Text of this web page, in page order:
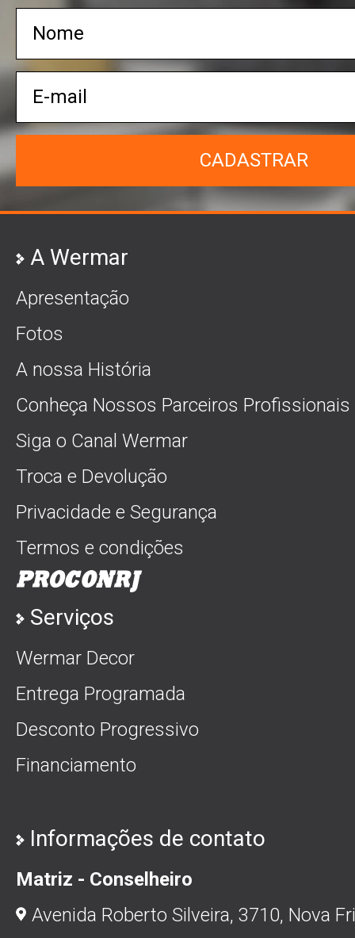
CADASTRAR
A Wermar
Apresentação
Fotos
A nossa História
Conheça Nossos Parceiros Profissionais
Siga o Canal Wermar
Troca e Devolução
Privacidade e Segurança
Termos e condições
Serviços
Wermar Decor
Entrega Programada
Desconto Progressivo
Financiamento
Informações de contato
Matriz - Conselheiro
Avenida Roberto Silveira, 3710, Nova